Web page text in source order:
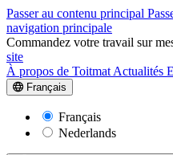
Passer au contenu principal
navigation principale
Commandez votre travail sur
site
À propos de Toitmat Actualités
Français
Français
Nederlands